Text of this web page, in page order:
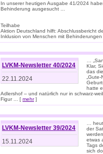
In unserer heutigen Ausgabe 41/2024
Behinderung ausgesucht ...
Teilhabe
Aktion Deutschland hilft: Abschlussbericht
Inklusion von Menschen mit
LVKM-Newsletter 40/2024
22.11.2024
…
Klar,
das
hatte
Adlershof – und natürlich nur in schwarz-
Figur ... [ mehr]
LVKM-Newsletter 39/2024
15.11.2024
…
der
etwas
Tags
sich